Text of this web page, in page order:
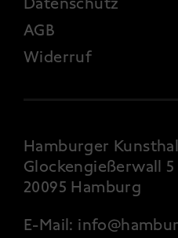
AGB
Widerruf
Hamburger
Glockengießerwall 5
20095 Hamburg
E-Mail: